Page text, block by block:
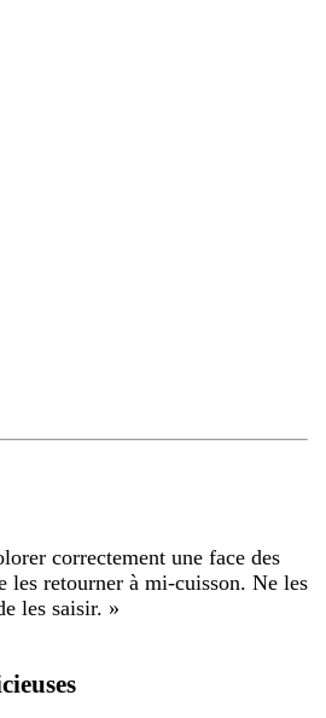
correctement une face des
les retourner à mi-cuisson. Ne les
les saisir. »